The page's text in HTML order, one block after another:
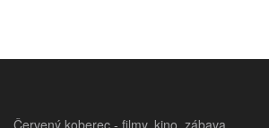
Červený koberec - filmy, kino, zábava